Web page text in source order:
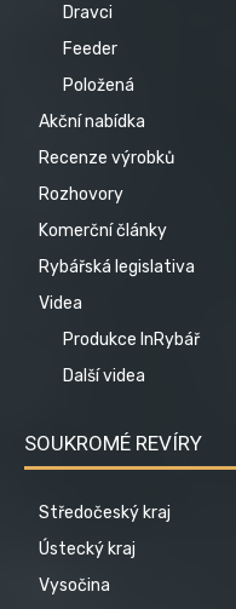
Dravci
Feeder
Položená
Akční nabídka
Recenze výrobků
Rozhovory
Komerční články
Rybářská legislativa
Videa
Produkce InRybář
Další videa
SOUKROMÉ REVÍRY
Středočeský kraj
Ústecký kraj
Vysočina